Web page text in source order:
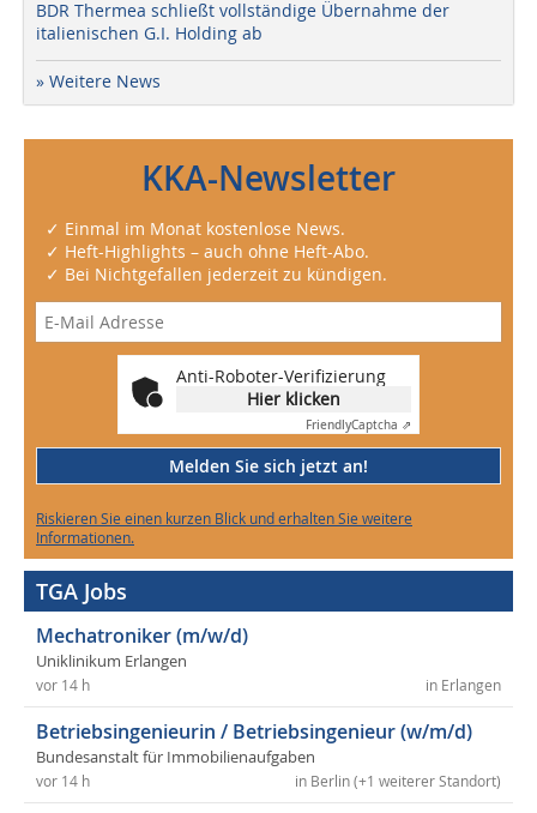
BDR Thermea schließt vollständige Übernahme der
italienischen G.I. Holding ab
» Weitere News
KKA-Newsletter
✓ Einmal im Monat kostenlose News.
✓ Heft-Highlights – auch ohne Heft-Abo.
✓ Bei Nichtgefallen jederzeit zu kündigen.
Anti-Roboter-Verifizierung
Hier klicken
FriendlyCaptcha ⇗
Melden Sie sich jetzt an!
Riskieren Sie einen kurzen Blick und erhalten Sie weitere
Informationen.
TGA Jobs
Mechatroniker (m/w/d)
Uniklinikum Erlangen
in Erlangen
vor 14 h
Betriebsingenieurin / Betriebsingenieur (w/m/d)
Bundesanstalt für Immobilienaufgaben
in Berlin (+1 weiterer Standort)
vor 14 h